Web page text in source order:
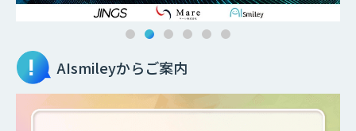
AIsmileyからご案内